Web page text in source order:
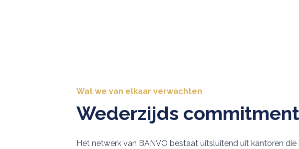
Wederzijds commitment
Wat we van elkaar verwachten
Het netwerk van BANVO bestaat uitsluitend uit kantoren die